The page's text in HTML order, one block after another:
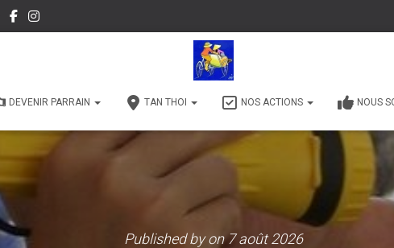
DEVENIR PARRAIN TAN THOI NOS ACTIONS NOUS
Published byon7 août 2026